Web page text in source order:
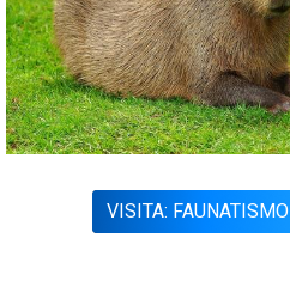
VISITA: FAUNATISMO